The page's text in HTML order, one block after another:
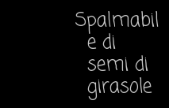
Spalmabil
e di
semi di
girasole